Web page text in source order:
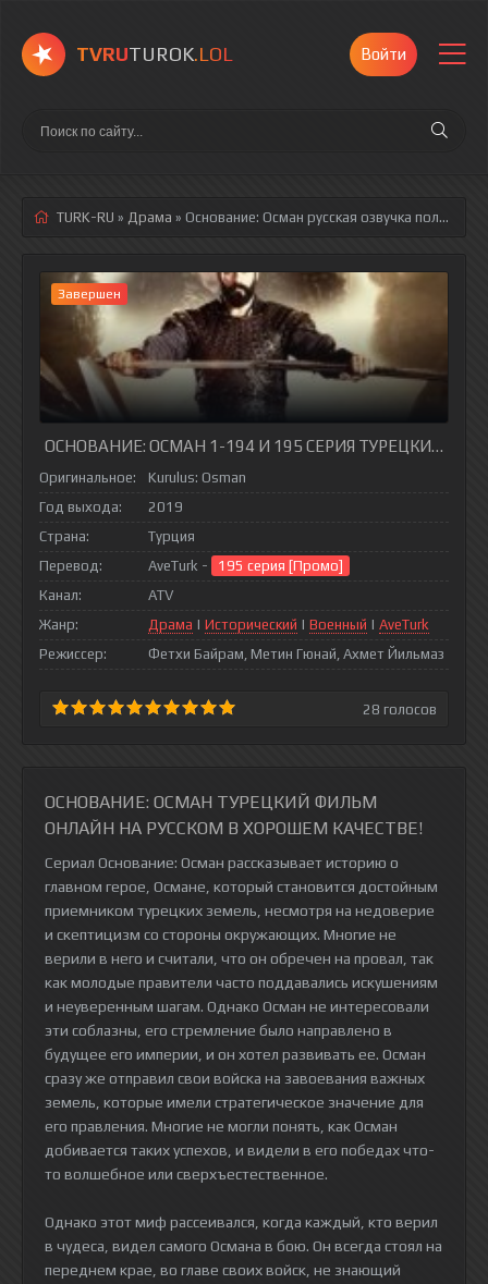
TVRUTUROK.LOL Войти
TURK-RU » Драма » Основание: Осман русская озвучка полностью смотреть онлайн!
Завершен
ОСНОВАНИЕ: ОСМАН 1-194 И 195 СЕРИЯ ТУРЕЦКИЙ
Оригинальное:
Kurulus: Osman
Год выхода:
2019
Страна:
Турция
Перевод:
AveTurk -
195 серия [Промо]
Канал:
ATV
Жанр:
Драма | Исторический | Военный | AveTurk
Режиссер:
Фетхи Байрам, Метин Гюнай, Ахмет Йильмаз
28 голосов
ОСНОВАНИЕ: ОСМАН ТУРЕЦКИЙ ФИЛЬМ
ОНЛАЙН НА РУССКОМ В ХОРОШЕМ КАЧЕСТВЕ!
Сериал Основание: Осман рассказывает историю о
главном герое, Османе, который становится достойным
приемником турецких земель, несмотря на недоверие
и скептицизм со стороны окружающих. Многие не
верили в него и считали, что он обречен на провал, так
как молодые правители часто поддавались искушениям
и неуверенным шагам. Однако Осман не интересовали
эти соблазны, его стремление было направлено в
будущее его империи, и он хотел развивать ее. Осман
сразу же отправил свои войска на завоевания важных
земель, которые имели стратегическое значение для
его правления. Многие не могли понять, как Осман
добивается таких успехов, и видели в его победах что-
то волшебное или сверхъестественное.
Однако этот миф рассеивался, когда каждый, кто верил
в чудеса, видел самого Османа в бою. Он всегда стоял на
переднем крае, во главе своих войск, не знающий